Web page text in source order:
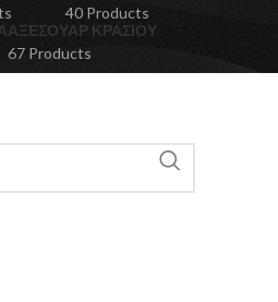
40 Products
ΑΞΕΣΟΥΆΡ ΚΡΑΣΙΟΎ
67 Products